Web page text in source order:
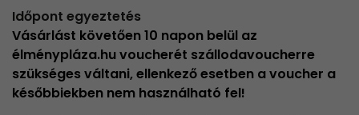
Időpont egyeztetés
Vásárlást követően 10 napon belül az
élménypláza.hu voucherét szállodavoucherre
szükséges váltani, ellenkező esetben a voucher a
későbbiekben nem használható fel!